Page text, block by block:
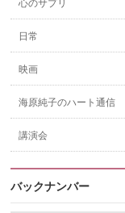
心のサプリ
日常
映画
海原純子のハート通信
講演会
バックナンバー
バ